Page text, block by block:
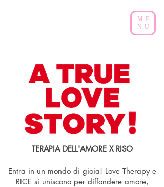
ME
NU
TERAPIA DELL'AMORE X RISO
Entra in un mondo di gioia! Love Therapy e
RICE si uniscono per diffondere amore,